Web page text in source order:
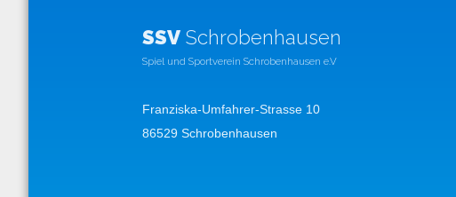
SSV Schrobenhausen
Spiel und Sportverein Schrobenhausen e.V
Franziska-Umfahrer-Strasse 10
86529 Schrobenhausen